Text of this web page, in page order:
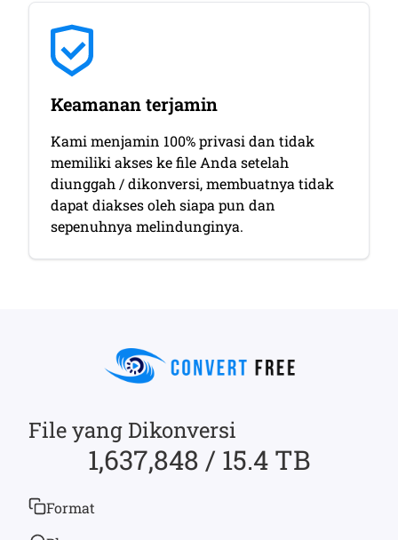
Keamanan terjamin
Kami menjamin 100% privasi dan tidak
memiliki akses ke file Anda setelah
diunggah / dikonversi, membuatnya tidak
dapat diakses oleh siapa pun dan
sepenuhnya melindunginya.
File yang Dikonversi
1,637,848 / 15.4 TB
Format